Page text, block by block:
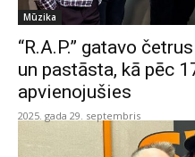
Mūzika
“R.A.P.” gatavo
un pastāsta, kā pēc
apvienojušies
2025. gada 29. septembris